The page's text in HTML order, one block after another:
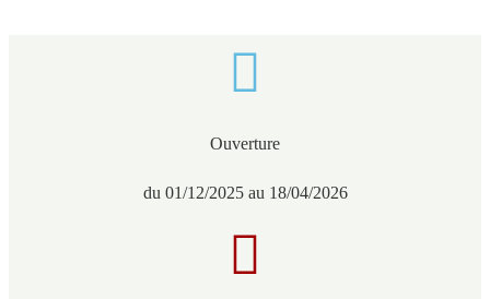
Ouverture
du 01/12/2025 au 18/04/2026